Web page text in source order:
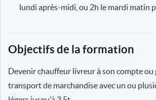
lundi après-midi, ou 2h le mardi matin
Objectifs de la formation
Devenir chauffeur livreur à son compte ou
transport de marchandise avec un ou